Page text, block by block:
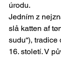
úrodu.
Jedním z
slå katten af
sudu“),
16. století. V